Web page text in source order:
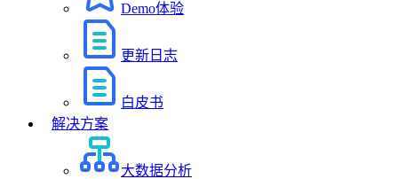
Demo体验
更新日志
白皮书
解决方案
大数据分析